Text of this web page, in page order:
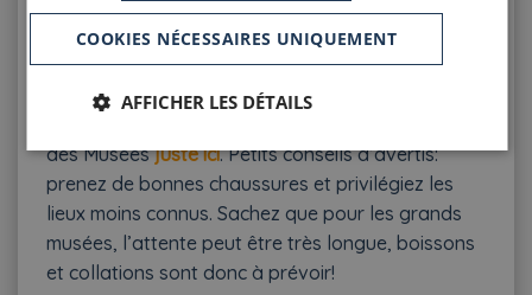
l’homme!
des Muséesjuste ici. Petits conseils d’avertis:
prenez de bonnes chaussures et privilégiez les
lieux moins connus. Sachez que pour les grands
musées, l’attente peut être très longue, boissons
et collations sont donc à prévoir!
COOKIES NÉCESSAIRES UNIQUEMENT
AFFICHER LES DÉTAILS